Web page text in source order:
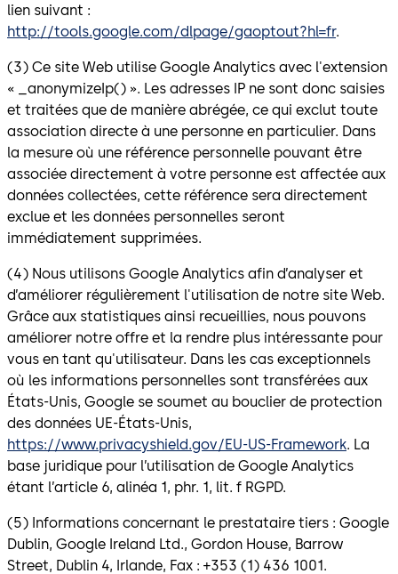
lien suivant :
http://tools.google.com/dlpage/gaoptout?hl=fr.
(3) Ce site Web utilise Google Analytics avec l'extension
« _anonymizeIp() ». Les adresses IP ne sont donc saisies
et traitées que de manière abrégée, ce qui exclut toute
association directe à une personne en particulier. Dans
la mesure où une référence personnelle pouvant être
associée directement à votre personne est affectée aux
données collectées, cette référence sera directement
exclue et les données personnelles seront
immédiatement supprimées.
(4) Nous utilisons Google Analytics afin d’analyser et
d’améliorer régulièrement l'utilisation de notre site Web.
Grâce aux statistiques ainsi recueillies, nous pouvons
améliorer notre offre et la rendre plus intéressante pour
vous en tant qu'utilisateur. Dans les cas exceptionnels
où les informations personnelles sont transférées aux
États-Unis, Google se soumet au bouclier de protection
des données UE-États-Unis,
https://www.privacyshield.gov/EU-US-Framework. La
base juridique pour l’utilisation de Google Analytics
étant l’article 6, alinéa 1, phr. 1, lit. f RGPD.
(5) Informations concernant le prestataire tiers : Google
Dublin, Google Ireland Ltd., Gordon House, Barrow
Street, Dublin 4, Irlande, Fax : +353 (1) 436 1001.